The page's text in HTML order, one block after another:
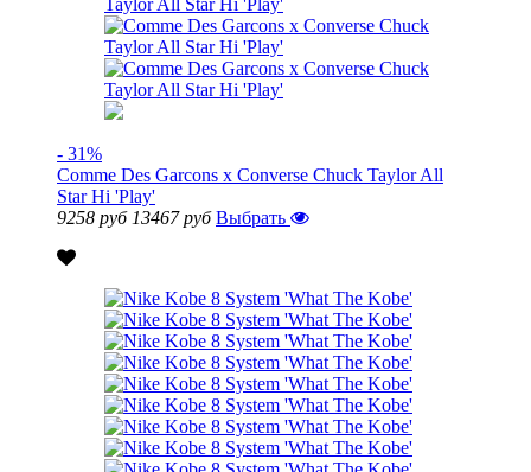
- 31%
Comme Des Garcons x Converse Chuck Taylor All
Star Hi 'Play'
9258 руб 13467 руб Выбрать